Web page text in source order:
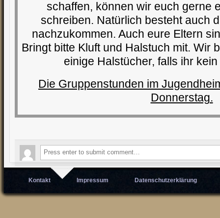
schaffen, können wir euch gerne
schreiben. Natürlich besteht auch
nachzukommen. Auch eure Eltern
Bringt bitte Kluft und Halstuch mit. Wir
einige Halstücher, falls ihr
Die Gruppenstunden im
Donnerstag.
Kontakt Impressum Datenschutzerklärung